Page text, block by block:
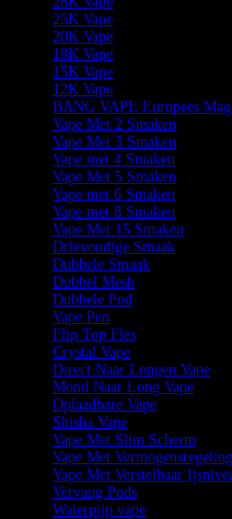
25K Vape
20K Vape
18K Vape
15K Vape
12K Vape
BANG VAPE Europees
Vape Met 2 Smaken
Vape Met 3 Smaken
Vape met 4 Smaken
Vape Met 5 Smaken
Vape met 6 Smaken
Vape met 8 Smaken
Vape Met 15 Smaken
Drievoudige Smaak
Dubbele Smaak
Dubbel Mesh
Dubbele Pod
Vape Pen
Flip Top Fles
Crystal Vape
Direct Naar Longen Vape
Mond Naar Long Vape
Oplaadbare Vape
Shisha Vape
Vape Met Slim Scherm
Vape Met Vermogensregeling
Vape Met Verstelbaar
Vervang Pods
Waterpijp vape